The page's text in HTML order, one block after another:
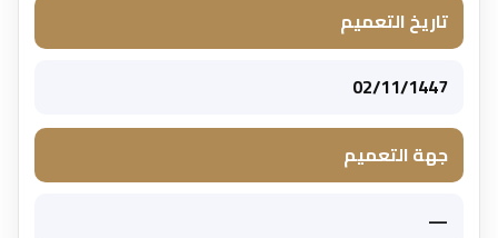
تاريخ التعميم
02/11/1447
جهة التعميم
—